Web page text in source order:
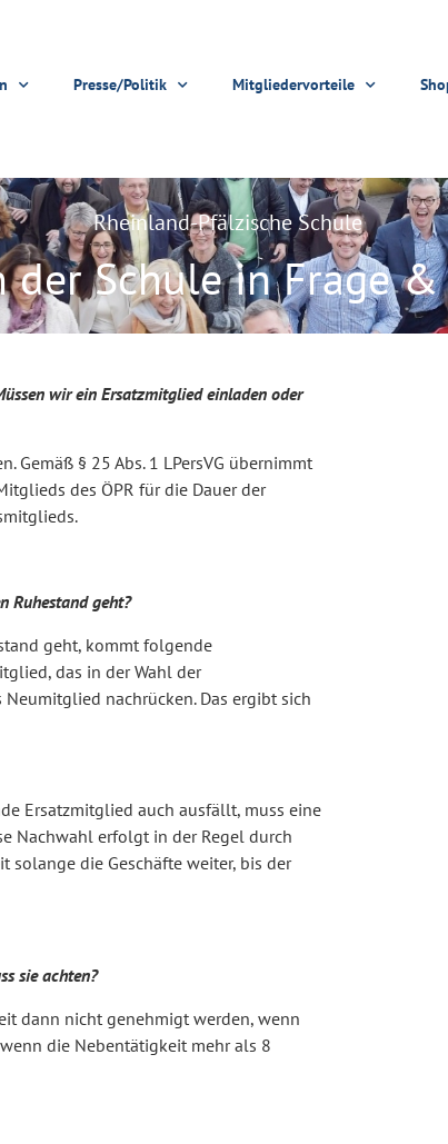
Presse/Politik Mitgliedervorteile
Rheinland-Pfälzische Schule
der Schule in Frage
wir ein Ersatzmitglied einladen oder
Gemäß § 25 Abs. 1 LPersVG übernimmt
des ÖPR für die Dauer der
Ruhestand geht?
geht, kommt folgende
das in der Wahl der
nachrücken. Das ergibt sich
Ersatzmitglied auch ausfällt, muss eine
Nachwahl erfolgt in der Regel durch
solange die Geschäfte weiter, bis der
sie achten?
dann nicht genehmigt werden, wenn
die Nebentätigkeit mehr als 8